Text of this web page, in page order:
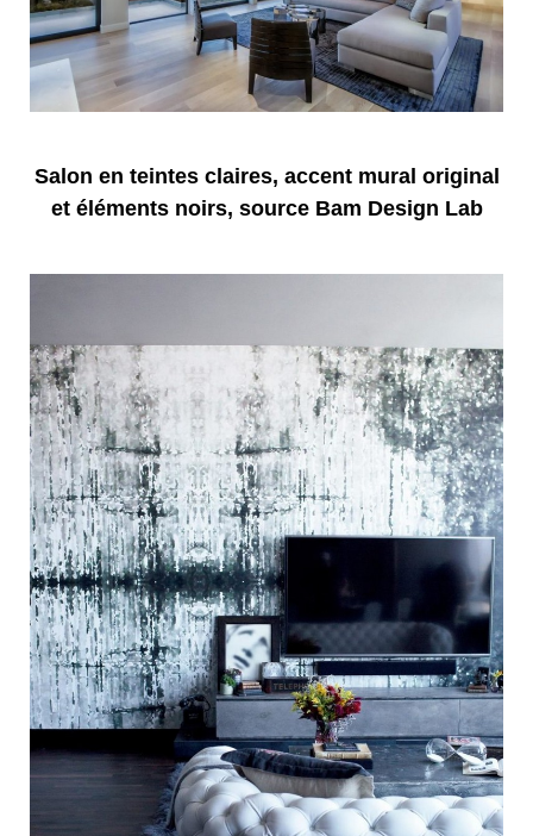
Salon en teintes claires, accent mural original
et éléments noirs, source Bam Design Lab